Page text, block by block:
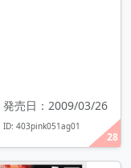
28
発売日：2009/03/26
ID: 403pink051ag01